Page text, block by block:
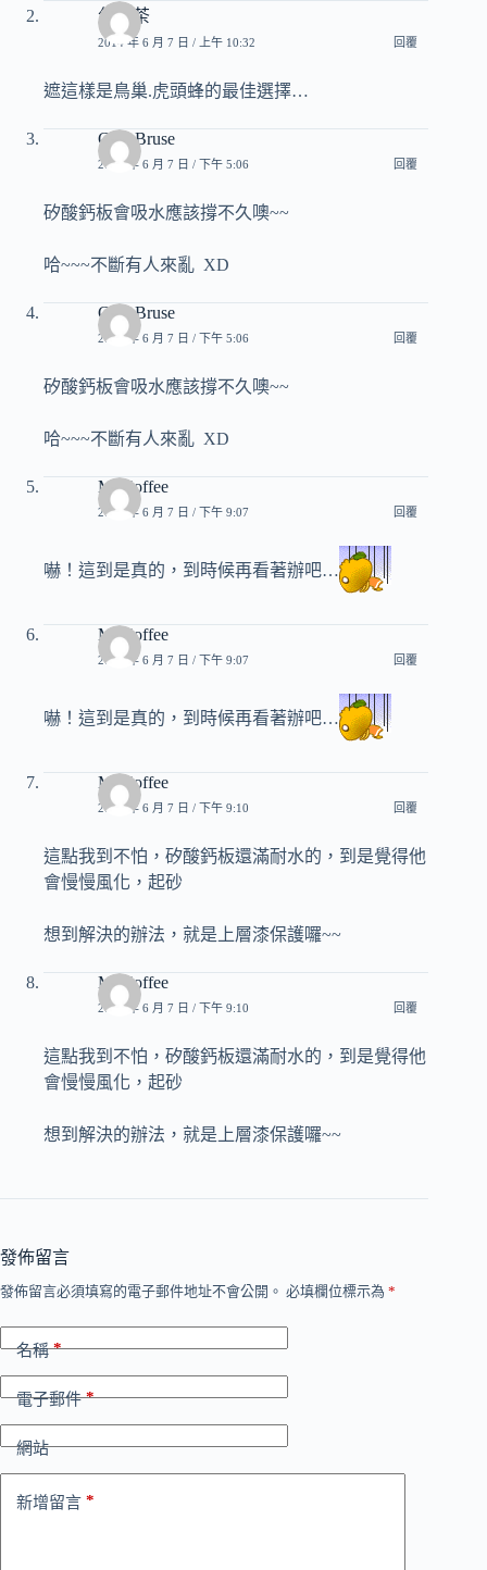
包種茶
2014 年 6 月 7 日 / 上午 10:32 回覆
遮這樣是鳥巢.虎頭蜂的最佳選擇…
ChenBruse
2014 年 6 月 7 日 / 下午 5:06 回覆
矽酸鈣板會吸水應該撐不久噢~~
哈~~~不斷有人來亂 XD
ChenBruse
2014 年 6 月 7 日 / 下午 5:06 回覆
矽酸鈣板會吸水應該撐不久噢~~
哈~~~不斷有人來亂 XD
Mr.Coffee
2014 年 6 月 7 日 / 下午 9:07 回覆
嚇！這到是真的，到時候再看著辦吧…
Mr.Coffee
2014 年 6 月 7 日 / 下午 9:07 回覆
嚇！這到是真的，到時候再看著辦吧…
Mr.Coffee
2014 年 6 月 7 日 / 下午 9:10 回覆
這點我到不怕，矽酸鈣板還滿耐水的，到是覺得他
會慢慢風化，起砂
想到解決的辦法，就是上層漆保護囉~~
Mr.Coffee
2014 年 6 月 7 日 / 下午 9:10 回覆
這點我到不怕，矽酸鈣板還滿耐水的，到是覺得他
會慢慢風化，起砂
想到解決的辦法，就是上層漆保護囉~~
發佈留言
發佈留言必須填寫的電子郵件地址不會公開。 必填欄位標示為 *
名稱*
電子郵件*
網站
新增留言 *